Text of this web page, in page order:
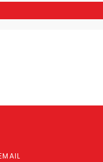
parque en
y personas, […]